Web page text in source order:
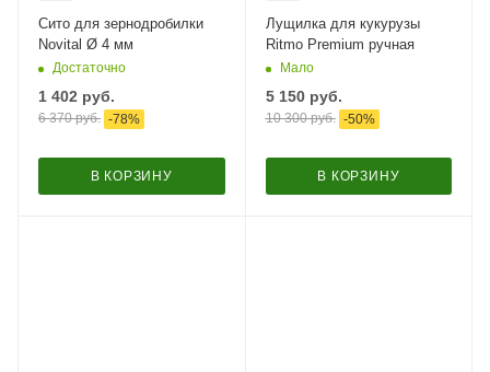
Сито для зернодробилки
Novital Ø 4 мм
Достаточно
1 402 руб.
6 370руб. -78%
В КОРЗИНУ
Лущилка для кукурузы
Ritmo Premium ручная
Мало
5 150руб.
10 300руб. -50%
В КОРЗИНУ